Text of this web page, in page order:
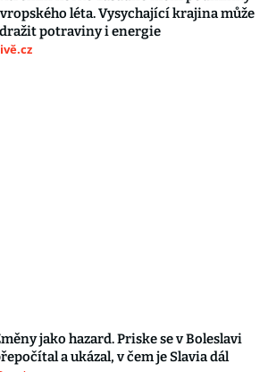
léta. Vysychající krajina může
potraviny i energie
jako hazard. Priske se v Boleslavi
a ukázal, v čem je Slavia dál